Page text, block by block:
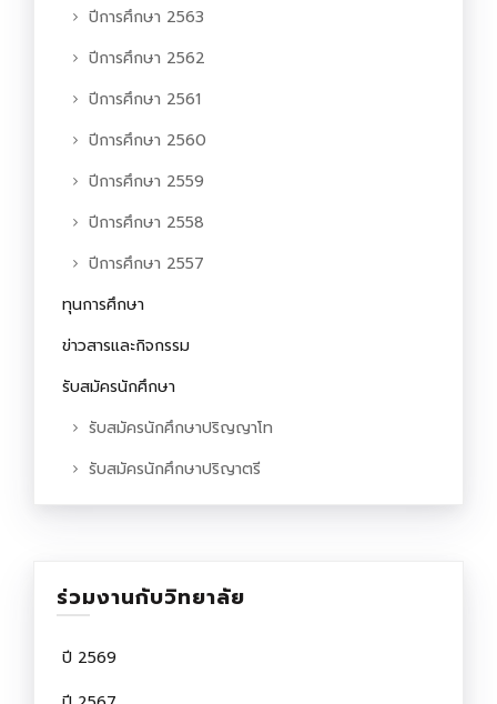
ปีการศึกษา 2563
ปีการศึกษา 2562
ปีการศึกษา 2561
ปีการศึกษา 2560
ปีการศึกษา 2559
ปีการศึกษา 2558
ปีการศึกษา 2557
ทุนการศึกษา
ข่าวสารและกิจกรรม
รับสมัครนักศึกษา
รับสมัครนักศึกษาปริญญาโท
รับสมัครนักศึกษาปริญาตรี
ร่วมงานกับวิทยาลัย
ปี 2569